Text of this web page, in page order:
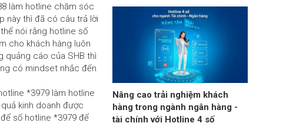
làm hotline chăm sóc
này thì đã có câu trả lời
nói rằng hotline số
cho khách hàng luôn
quảng cáo của SHB thì
có mindset nhắc đến
*3979 làm hotline
kinh doanh được
số hotline *3979 để
Nâng cao trải nghiệm khách
hàng trong ngành ngân hàng -
tài chính với Hotline 4 số